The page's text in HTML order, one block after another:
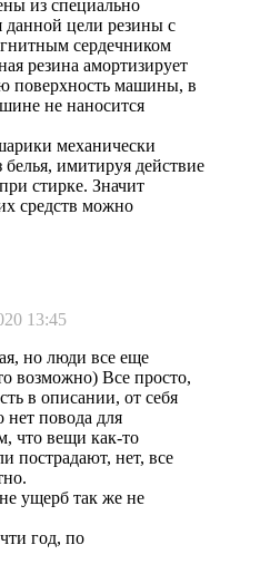
из специально
данной цели резины с
сердечником
резина амортизирует
поверхность машины, в
не наносится
механически
имитируя действие
стирке. Значит
средств можно
13:45
но люди все еще
возможно) Все просто,
в описании, от себя
нет повода для
что вещи как-то
пострадают, нет, все
ущерб так же не
год, по